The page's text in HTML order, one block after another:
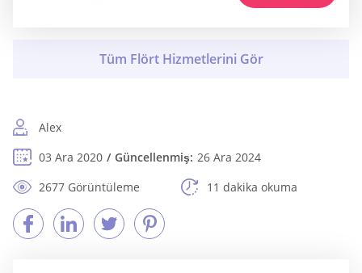
Alex
03 Ara 2020
Güncellenmiş: 26 Ara 2024
2677 Görüntüleme
11 dakika okuma